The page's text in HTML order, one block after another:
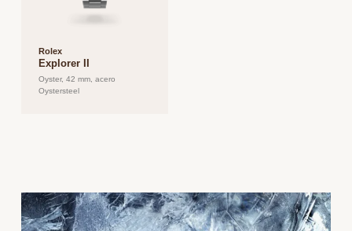
Rolex
Explorer II
Oyster, 42 mm, acero
Oystersteel